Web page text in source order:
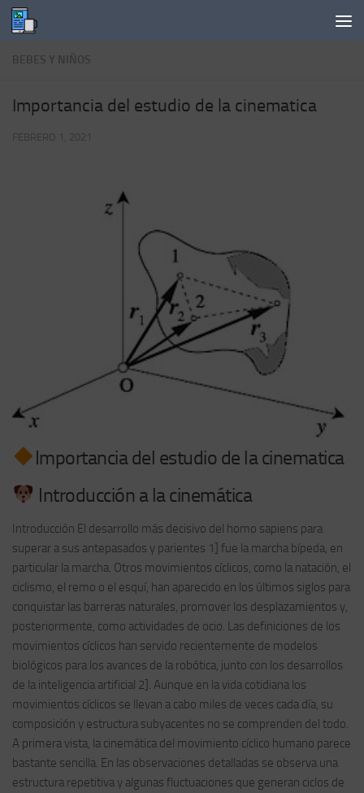
Saltar al contenido
BEBES Y NIÑOS
Importancia del estudio de la cinematica
FEBRERO 1, 2021
Importancia del estudio de la cinematica
Introducción a la cinemática
Introducción El desarrollo más decisivo del homo sapiens para
superar a sus antepasados y parientes 1] fue la marcha bípeda, en
particular la marcha. Otros movimientos cíclicos, como la natación, el
ciclismo, el remo o el esquí, han aparecido en los últimos siglos para
conquistar las barreras naturales, promover los desplazamientos y,
posteriormente, como actividades de ocio. Las definiciones de los
movimientos cíclicos han servido recientemente de modelos
biológicos para los avances de la robótica, junto con los desarrollos
de la inteligencia artificial 2]. Aunque en la vida cotidiana los
movimientos cíclicos se llevan a cabo miles de veces cada día, su
composición y estructura subyacentes no se comprenden del todo.
A primera vista, la cinemática del movimiento cíclico humano parece
bastante sencilla. En las observaciones detalladas se observa una
estructura repetitiva y algunas fluctuaciones que generan ciclos de